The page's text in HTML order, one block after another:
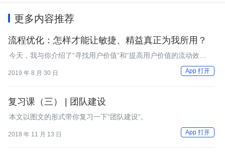
更多内容推荐
流程优化：怎样才能让敏捷、精益真正为我所用？
今天，我与你介绍了“寻找用户价值”和“提高用户价值的流动效
2019 年 8 月 30 日 App 打开
复习课（三） | 团队建设
本文以图文的形式带你复习一下“团队建设”。
2018 年 11 月 13 日 App 打开